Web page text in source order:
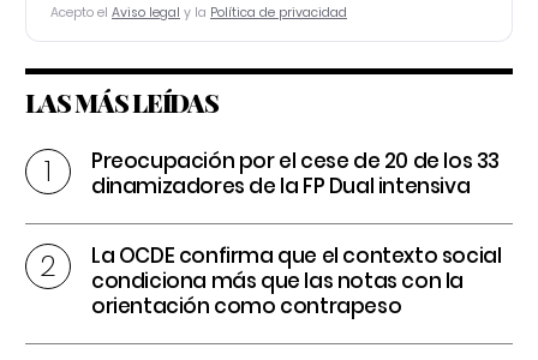
Acepto el Aviso legal y la Política de privacidad
LAS MÁS LEÍDAS
Preocupación por el cese de 20 de los 33
dinamizadores de la FP Dual intensiva
La OCDE confirma que el contexto social
condiciona más que las notas con la
orientación como contrapeso